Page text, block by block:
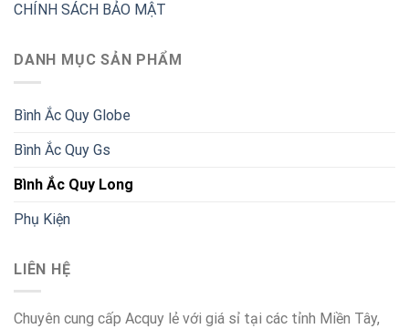
CHÍNH SÁCH BẢO MẬT
DANH MỤC SẢN PHẨM
Bình Ắc Quy Globe
Bình Ắc Quy Gs
Bình Ắc Quy Long
Phụ Kiện
LIÊN HỆ
Chuyên cung cấp Acquy lẻ với giá sỉ tại các tỉnh Miền Tây,